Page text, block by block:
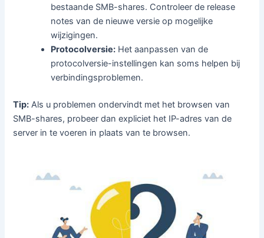
bestaande SMB-shares. Controleer de release
notes van de nieuwe versie op mogelijke
wijzigingen.
Protocolversie: Het aanpassen van de
protocolversie-instellingen kan soms helpen bij
verbindingsproblemen.
Tip: Als u problemen ondervindt met het browsen van
SMB-shares, probeer dan expliciet het IP-adres van de
server in te voeren in plaats van te browsen.